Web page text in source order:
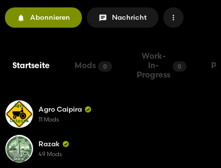
Abonnieren Nachricht
Startseite Mods 0
Work-
In-
Progress
0
Agro Caipira
11 Mods
Razak
49 Mods